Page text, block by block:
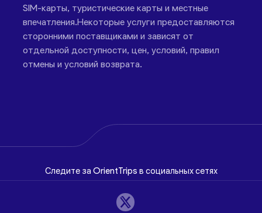
SIM-карты, туристические карты и местные
впечатления.Некоторые услуги предоставляются
сторонними поставщиками и зависят от
отдельной доступности, цен, условий, правил
отмены и условий возврата.
Следите за OrientTrips в социальных сетях